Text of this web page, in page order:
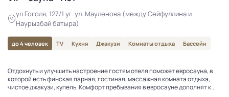
ул.Гоголя, 127/1 уг. ул. Мауленова (между Сейфуллина и
Наурызбай батыра)
до 4 человек TV Кухня Джакузи Комнаты отдыха Бассейн
Отдохнуть и улучшить настроение гостям отеля поможет евросауна, в
которой есть финская парная, гостиная, массажная комната отдыха,
чистое джакузи, купель. Комфорт пребывания в евросауне дополнят к...